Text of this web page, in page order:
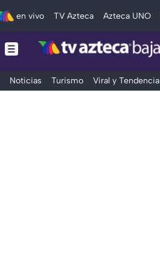
en vivo TV Azteca Azteca UNO
Noticias Turismo Viral y Tendencia